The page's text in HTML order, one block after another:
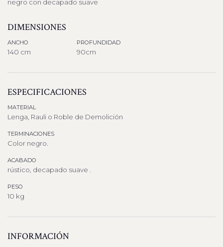
negro con decapado suave
DIMENSIONES
ANCHO
140 cm
PROFUNDIDAD
90cm
ESPECIFICACIONES
MATERIAL
Lenga, Rauli o Roble de Demolición
TERMINACIONES
Color negro.
ACABADO
rústico, decapado suave .
PESO
10 kg
INFORMACIÓN